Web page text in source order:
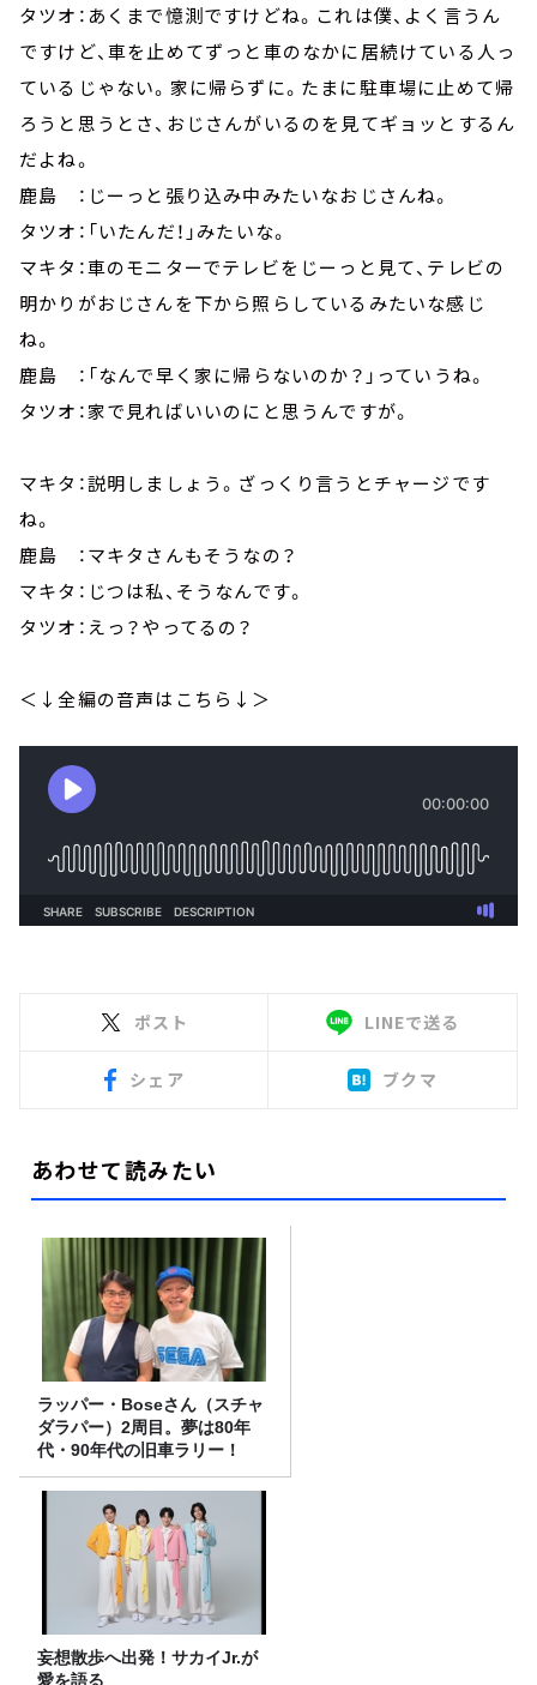
タツオ：あくまで憶測ですけどね。これは僕、よく言うん
ですけど、車を止めてずっと車のなかに居続けている人っ
ているじゃない。家に帰らずに。たまに駐車場に止めて帰
ろうと思うとさ、おじさんがいるのを見てギョッとするん
だよね。
鹿島 ：じーっと張り込み中みたいなおじさんね。
タツオ：「いたんだ！」みたいな。
マキタ：車のモニターでテレビをじーっと見て、テレビの
明かりがおじさんを下から照らしているみたいな感じ
ね。
鹿島 ：「なんで早く家に帰らないのか？」っていうね。
タツオ：家で見ればいいのにと思うんですが。
マキタ：説明しましょう。ざっくり言うとチャージです
ね。
鹿島 ：マキタさんもそうなの？
マキタ：じつは私、そうなんです。
タツオ：えっ？やってるの？
＜↓全編の音声はこちら↓＞
ポスト LINEで送る
シェア ブクマ
あわせて読みたい
ラッパー・Boseさん（スチャ
ダラパー）2周目。夢は80年
代・90年代の旧車ラリー！
妄想散歩へ出発！サカイJr.が
愛を語る